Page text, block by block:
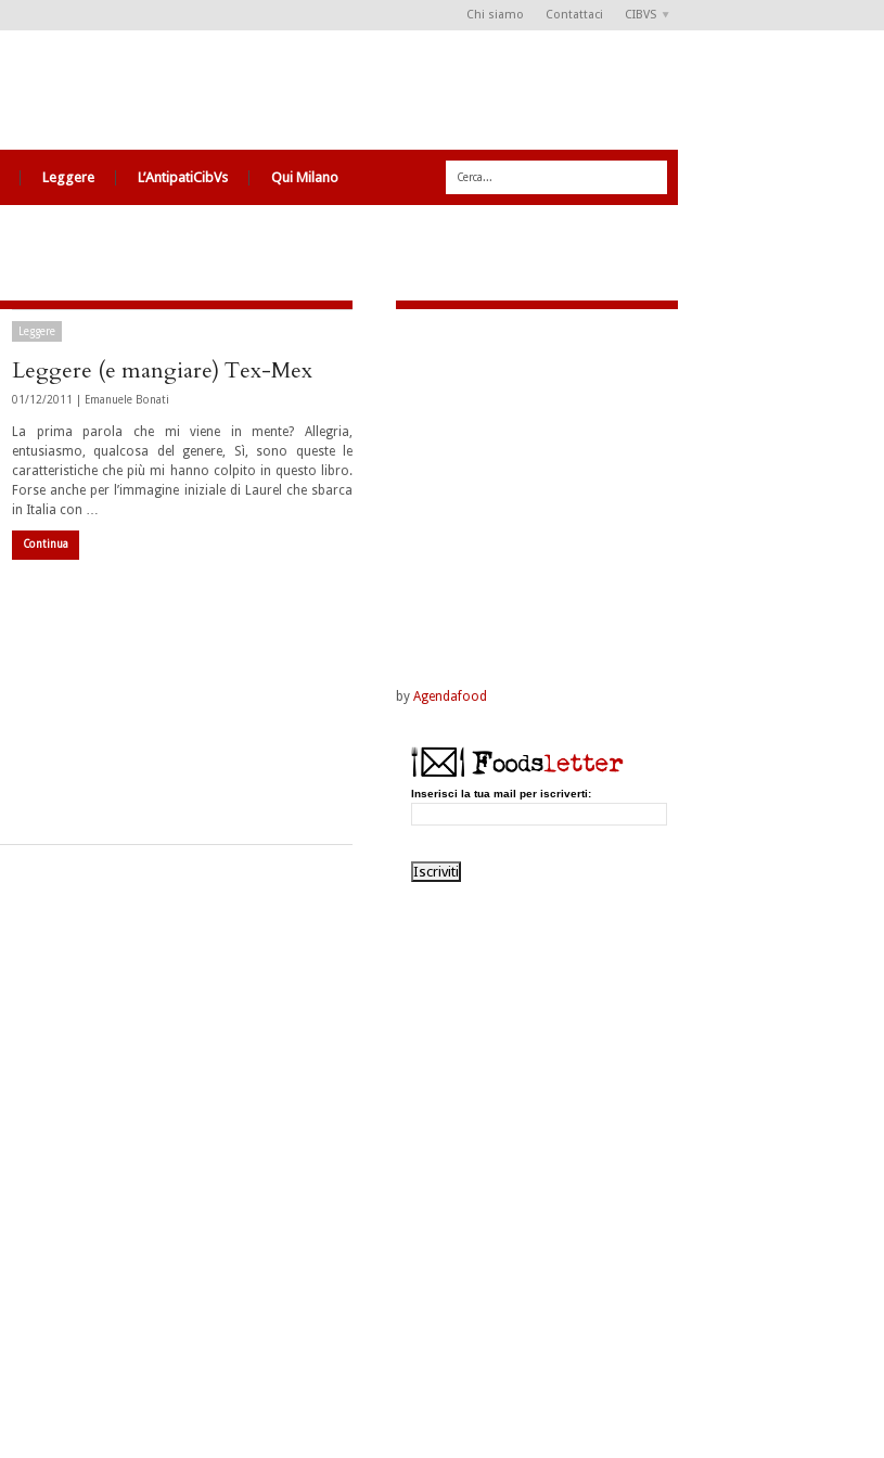
Chi siamo Contattaci CIBVS
Leggere L’AntipatiCibVs Qui Milano
Leggere
Leggere (e mangiare) Tex-Mex
01/12/2011 | Emanuele Bonati
La prima parola che mi viene in mente? Allegria,
entusiasmo, qualcosa del genere, Sì, sono queste le
caratteristiche che più mi hanno colpito in questo libro.
Forse anche per l’immagine iniziale di Laurel che sbarca
in Italia con …
Continua
by Agendafood
Inserisci la tua mail per iscriverti: